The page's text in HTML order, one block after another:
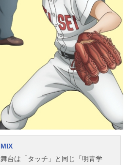
那弘志シリーズ構成：前川淳キャラ
クターデザイン：吉松孝博アニメー
ション制作：マッドハウス製作著
作：バップ 日本テレビ 集英社
マッドハウス主題歌OP：「departur
e!」小野正利ED1：「JUSTAWAKE」
Fear,andLoathinginLasVegasED2：
「HUNTINGFORYOURDREAM」GA
LNERYUSED3：「REASON」ゆずE
D4：「流れ星キラリ（ゆずバージョ
ン）」ゆずED5：「表裏一体」ゆず
公開開始年＆季節2011秋アニメ(C)冨
樫義博/集英社・「HUNTER×HUNTE
R」製作委員会『HUNTE...
MIX
舞台は「タッチ」と同じ「明青学